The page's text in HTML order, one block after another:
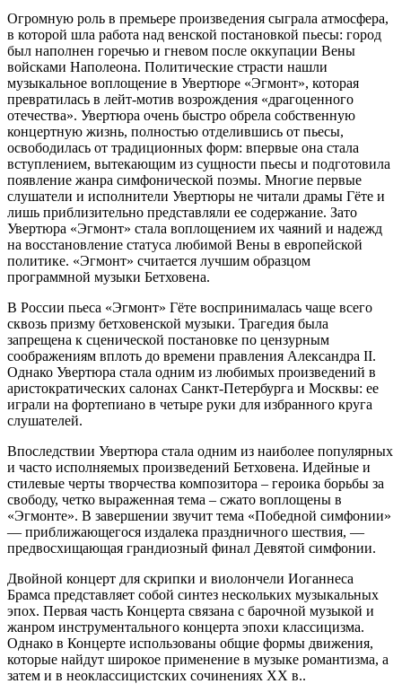
Огромную роль в премьере произведения сыграла атмосфера,
в которой шла работа над венской постановкой пьесы: город
был наполнен горечью и гневом после оккупации Вены
войсками Наполеона. Политические страсти нашли
музыкальное воплощение в Увертюре «Эгмонт», которая
превратилась в лейт-мотив возрождения «драгоценного
отечества». Увертюра очень быстро обрела собственную
концертную жизнь, полностью отделившись от пьесы,
освободилась от традиционных форм: впервые она стала
вступлением, вытекающим из сущности пьесы и подготовила
появление жанра симфонической поэмы. Многие первые
слушатели и исполнители Увертюры не читали драмы Гёте и
лишь приблизительно представляли ее содержание. Зато
Увертюра «Эгмонт» стала воплощением их чаяний и надежд
на восстановление статуса любимой Вены в европейской
политике. «Эгмонт» считается лучшим образцом
программной музыки Бетховена.
В России пьеса «Эгмонт» Гёте воспринималась чаще всего
сквозь призму бетховенской музыки. Трагедия была
запрещена к сценической постановке по цензурным
соображениям вплоть до времени правления Александра II.
Однако Увертюра стала одним из любимых произведений в
аристократических салонах Санкт-Петербурга и Москвы: ее
играли на фортепиано в четыре руки для избранного круга
слушателей.
Впоследствии Увертюра стала одним из наиболее популярных
и часто исполняемых произведений Бетховена. Идейные и
стилевые черты творчества композитора – героика борьбы за
свободу, четко выраженная тема – сжато воплощены в
«Эгмонте». В завершении звучит тема «Победной симфонии»
— приближающегося издалека праздничного шествия, —
предвосхищающая грандиозный финал Девятой симфонии.
Двойной концерт для скрипки и виолончели Иоганнеса
Брамса представляет собой синтез нескольких музыкальных
эпох. Первая часть Концерта связана с барочной музыкой и
жанром инструментального концерта эпохи классицизма.
Однако в Концерте использованы общие формы движения,
которые найдут широкое применение в музыке романтизма, а
затем и в неоклассицистских сочинениях XX в..